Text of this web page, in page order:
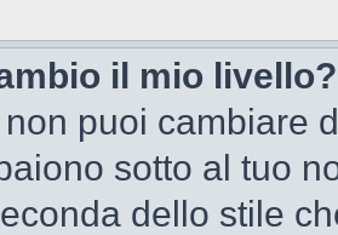
il mio livello?
puoi cambiare
sotto al tuo
dello stile